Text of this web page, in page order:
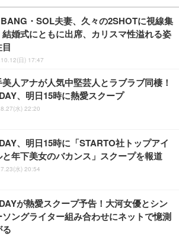
・SOL夫妻、久々の2SHOTに視線集
結婚式にともに出席、カリスマ性溢れる姿
日) 17:47
美人アナが人気中堅芸人とラブラブ同棲！
、明日15時に熱愛スクープ
水) 22:20
、明日15時に「STARTO社トップアイ
と年下美女のバカンス」スクープを報道
水) 20:54
が熱愛スクープ予告！大河女優とシン
ソングライター組み合わせにネットで憶測